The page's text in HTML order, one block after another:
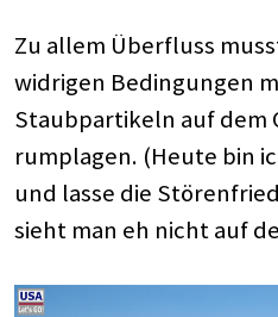
Zu allem Überfluss
widrigen Bedingungen
Staubpartikeln auf dem
rumplagen. (Heute bin
und lasse die
sieht man eh nicht auf